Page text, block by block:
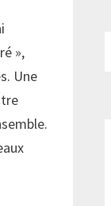
»,
Une